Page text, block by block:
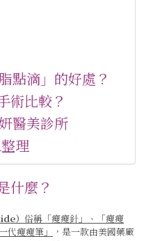
點滴」的好處？
術比較？
醫美診所
理
什麼？
） 俗稱「瘦瘦針 」、「瘦瘦
代瘦瘦筆」
，是一款由美國藥廠